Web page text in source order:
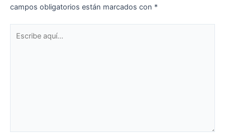
campos obligatorios están marcados con *
aquí...